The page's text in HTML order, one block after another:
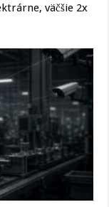
väčšie 2x